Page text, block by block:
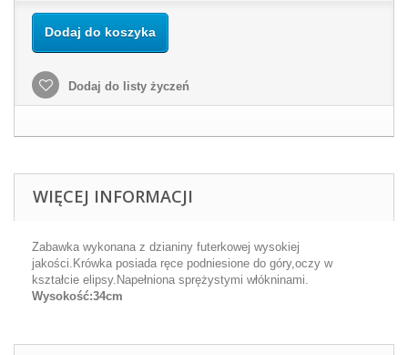
Dodaj do koszyka
Dodaj do listy życzeń
WIĘCEJ INFORMACJI
Zabawka wykonana z dzianiny futerkowej wysokiej
jakości.Krówka posiada ręce podniesione do góry,oczy w
kształcie elipsy.Napełniona sprężystymi włókninami.
Wysokość:34cm